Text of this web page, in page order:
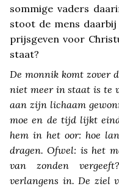
sommige vaders
stoot de mens
prijsgeven voor
staat?
De monnik komt zover
niet meer in staat is te
aan zijn lichaam
moe en de tijd lijkt
hem in het oor: hoe
dragen. Ofwel: is het
van zonden
verlangens in. De ziel